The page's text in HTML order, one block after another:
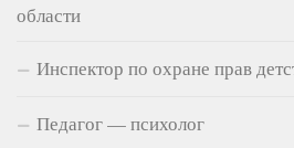
области
Инспектор по охране прав
Педагог — психолог